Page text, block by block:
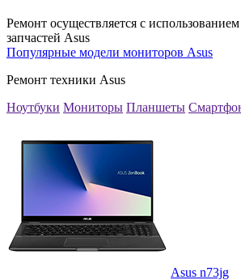
Ремонт осуществляется с
запчастей Asus
Популярные модели мониторов Asus
Ремонт техники Asus
Ноутбуки Мониторы Планшеты
Asus n73jg